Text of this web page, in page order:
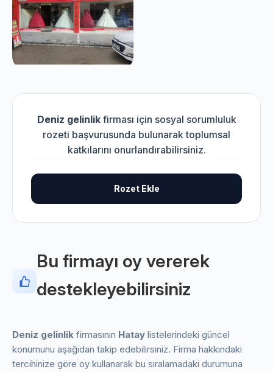
Deniz gelinlikfirması için sosyal sorumluluk
rozeti başvurusunda bulunarak toplumsal
katkılarını onurlandırabilirsiniz.
Rozet Ekle
Bu firmayı oy vererek
destekleyebilirsiniz
Deniz gelinlik firmasının Hatay listelerindeki güncel
konumunu aşağıdan takip edebilirsiniz. Firma hakkındaki
tercihinize göre oy kullanarak bu sıralamadaki durumuna